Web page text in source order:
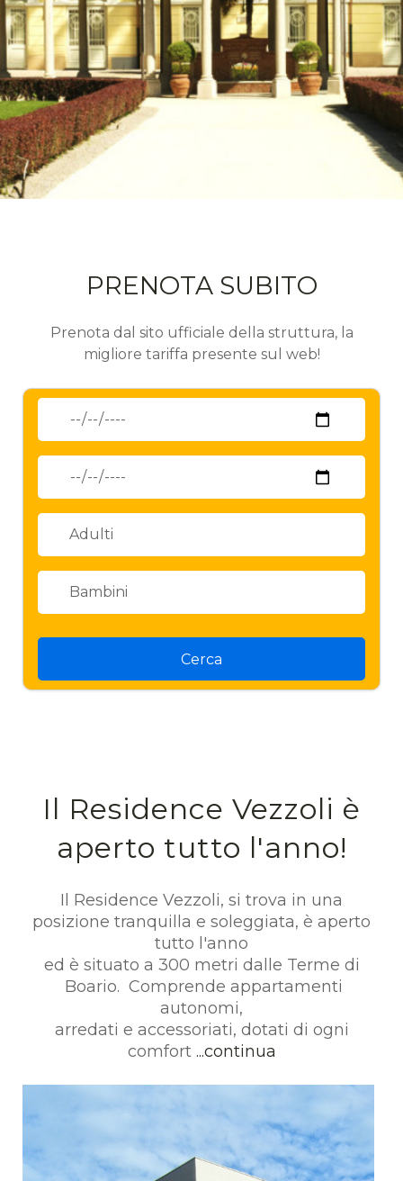
PRENOTA SUBITO
Prenota dal sito ufficiale della struttura, la
migliore tariffa presente sul web!
Cerca
Il Residence Vezzoli è
aperto tutto l'anno!
Il Residence Vezzoli, si trova in una
posizione tranquilla e soleggiata, è aperto
tutto l'anno
ed è situato a 300 metri dalle Terme di
Boario. Comprende appartamenti
autonomi,
arredati e accessoriati, dotati di ogni
comfort ...continua